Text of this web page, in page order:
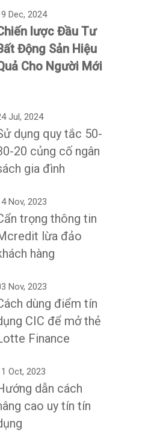
Dec, 2024
lược Đầu Tư
Động Sản Hiệu
Cho Người Mới
Jul, 2024
dụng quy tắc 50-
20 củng cố ngân
gia đình
Nov, 2023
trọng thông tin
lừa đảo
hàng
Nov, 2023
dùng điểm tín
CIC để mở thẻ
Finance
Oct, 2023
dẫn cách
cao uy tín tín